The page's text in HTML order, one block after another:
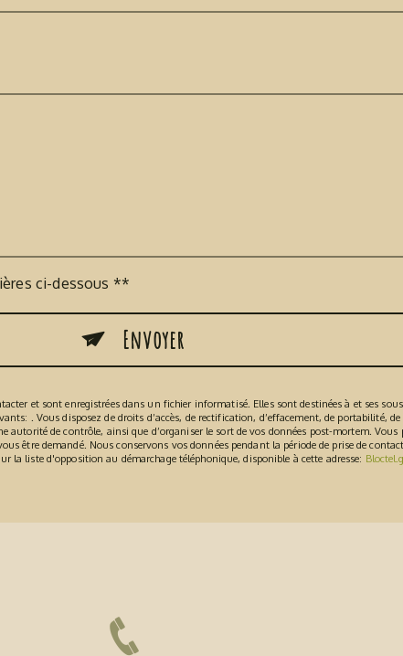
ci-dessous **
Envoyer
et sont enregistrées dans un fichier informatisé. Elles sont destinées à et ses
. Vous disposez de droits d’accès, de rectification, d’effacement, de portabilité,
de contrôle, ainsi que d’organiser le sort de vos données post-mortem. Vous
être demandé. Nous conservons vos données pendant la période de prise de
la liste d'opposition au démarchage téléphonique, disponible à cette adresse: